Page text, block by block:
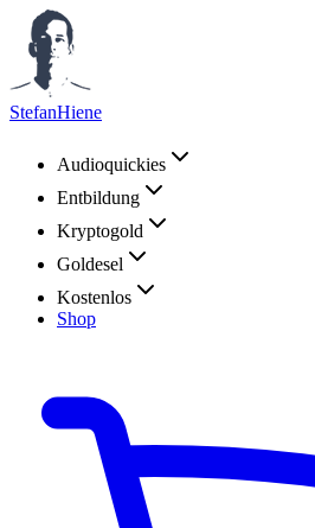
StefanHiene
Audioquickies
Entbildung
Kryptogold
Goldesel
Kostenlos
Shop